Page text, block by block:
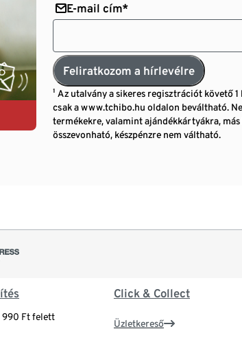
E-mail cím*
Feliratkozom a hírlevélre
¹ Az utalvány a sikeres regisztrációt követő
csak a www.tchibo.hu oldalon beváltható.
termékekre, valamint ajándékkártyákra, más
összevonható, készpénzre nem váltható.
990 Ft felett
Click & Collect
Üzletkereső